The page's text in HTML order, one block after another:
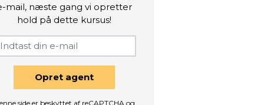
mail, næste gang vi opretter
hold på dette kursus!
Opret agent
side er beskyttet af reCAPTCHA og